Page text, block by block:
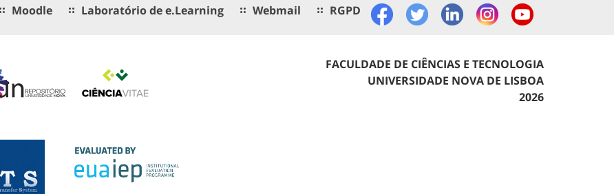
Moodle Laboratório de e.Learning Webmail RGPD
FACULDADE DE CIÊNCIAS E TECNOLOGIA
UNIVERSIDADE NOVA DE LISBOA
2026